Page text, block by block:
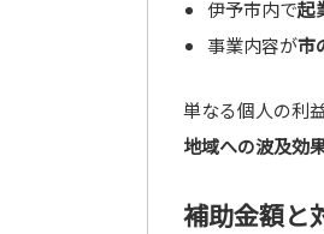
伊予市内で起
事業内容が市
単なる個人の利
地域への波及効
補助金額と